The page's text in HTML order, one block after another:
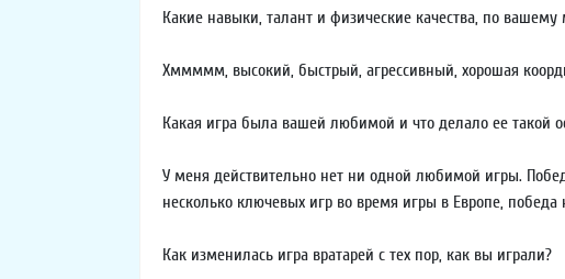
Какие навыки, талант и физические качества, по
Хммммм, высокий, быстрый, агрессивный, хорошая
Какая игра была вашей любимой и что делало ее такой
У меня действительно нет ни одной любимой игры.
несколько ключевых игр во время игры в Европе,
Как изменилась игра вратарей с тех пор, как вы играли?